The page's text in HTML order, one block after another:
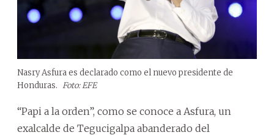
Nasry Asfura es declarado como el nuevo presidente de
Honduras. Foto: EFE
“Papi a la orden”, como se conoce a Asfura, un
exalcalde de Tegucigalpa abanderado del